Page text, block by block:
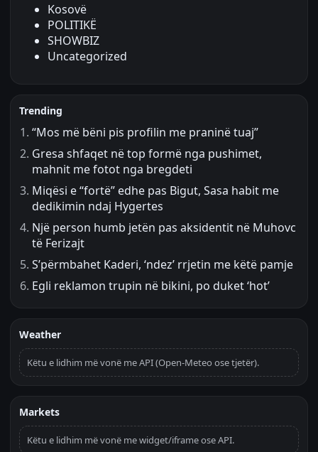
Kosovë
POLITIKË
SHOWBIZ
Uncategorized
Trending
“Mos më bëni pis profilin me praninë tuaj”
Gresa shfaqet në top formë nga pushimet,
mahnit me fotot nga bregdeti
Miqësi e “fortë” edhe pas Bigut, Sasa habit me
dedikimin ndaj Hygertes
Një person humb jetën pas aksidentit në Muhovc
të Ferizajt
S’përmbahet Kaderi, ‘ndez’ rrjetin me këtë pamje
Egli reklamon trupin në bikini, po duket ‘hot’
Weather
Këtu e lidhim më vonë me API (Open-Meteo ose tjetër).
Markets
Këtu e lidhim më vonë me widget/iframe ose API.